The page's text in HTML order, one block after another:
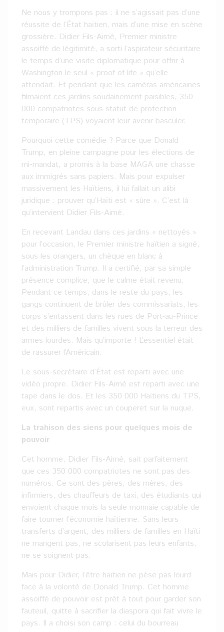
Ne nous y trompons pas : il ne s’agissait pas d’une
réussite de l’État haïtien, mais d’une mise en scène
grossière. Didier Fils-Aimé, Premier ministre
assoiffé de légitimité, a sorti l’aspirateur sécuritaire
le temps d’une visite diplomatique pour offrir à
Washington le seul « proof of life » qu’elle
attendait. Et pendant que les caméras américaines
filmaient ces jardins soudainement paisibles, 350
000 compatriotes sous statut de protection
temporaire (TPS) voyaient leur avenir basculer.
Pourquoi cette comédie ? Parce que Donald
Trump, en pleine campagne pour les élections de
mi-mandat, a promis à la base MAGA une chasse
aux immigrés sans papiers. Mais pour expulser
massivement les Haïtiens, il lui fallait un alibi
juridique : prouver qu’Haïti est « sûre ». C’est là
qu’intervient Didier Fils-Aimé.
En recevant Landau dans ces jardins « nettoyés »
pour l’occasion, le Premier ministre haïtien a signé,
sous les orangers, un chèque en blanc à
l’administration Trump. Il a certifié, par sa simple
présence complice, que le calme était revenu.
Pendant ce temps, dans le reste du pays, les
gangs continuent de brûler des commissariats, les
corps s’entassent dans les rues de Port-au-Prince
et des milliers de familles vivent sous la terreur des
armes lourdes. Mais qu’importe ! L’essentiel était
de rassurer l’Américain.
Le sous-secrétaire d’État est reparti avec une
vidéo propre. Didier Fils-Aimé est reparti avec une
tape dans le dos. Et les 350 000 Haïtiens du TPS,
eux, sont repartis avec un couperet sur la nuque.
La trahison des siens pour quelques mois de
pouvoir
Cet homme, Didier Fils-Aimé, sait parfaitement
que ces 350 000 compatriotes ne sont pas des
numéros. Ce sont des pères, des mères, des
infirmiers, des chauffeurs de taxi, des étudiants qui
envoient chaque mois la seule monnaie capable de
faire tourner l’économie haïtienne. Sans leurs
transferts d’argent, des milliers de familles en Haïti
ne mangent pas, ne scolarisent pas leurs enfants,
ne se soignent pas.
Mais pour Didier, l’être haïtien ne pèse pas lourd
face à la volonté de Donald Trump. Cet homme
assoiffé de pouvoir est prêt à tout pour garder son
fauteuil, quitte à sacrifier la diaspora qui fait vivre le
pays. Il a choisi son camp : celui du bourreau